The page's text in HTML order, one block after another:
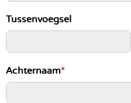
Tussenvoegsel
Achternaam*